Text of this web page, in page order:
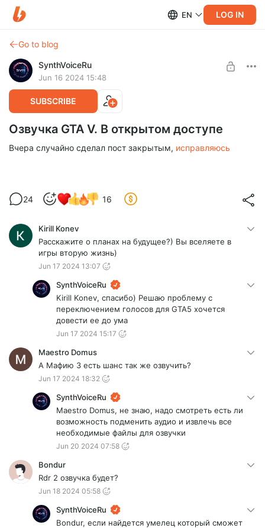
EN LOG IN
Go to blog
SynthVoiceRu
Jun 16 2024 15:48
SUBSCRIBE
Озвучка GTA V. В открытом доступе
Вчера случайно сделал пост закрытым, исправляюсь
24 16
Kirill Konev
Расскажите о планах на будущее?) Вы вселяете в
игры вторую жизнь)
Jun 17 2024 13:07
SynthVoiceRu
Kirill Konev, спасибо) Решаю проблему с
переключением голосов для GTA5 хочется
довести ее до ума
Jun 17 2024 15:17
Maestro Domus
А Мафию 3 есть шанс так же озвучить?
Jun 17 2024 18:32
SynthVoiceRu
Maestro Domus, не знаю, надо смотреть есть ли
возможность подменить аудио и извлечь все
необходимые файлы для озвучки
Jun 20 2024 07:58
Bondur
Rdr 2 озвучка будет?
Jun 18 2024 05:58
SynthVoiceRu
Bondur, если найдется умелец который сможет